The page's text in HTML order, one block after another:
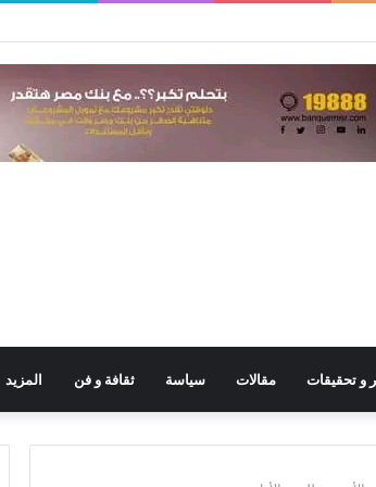
و تحقيقات مقالات سياسة ثقافة و فن المزيد